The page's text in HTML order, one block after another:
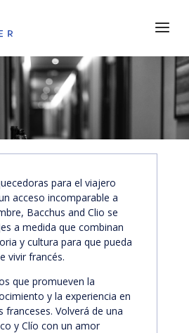
para el viajero
acceso incomparable a
Bacchus and Clio se
a medida que combinan
y cultura para que pueda
vivir francés.
que promueven la
y la experiencia en
franceses. Volverá de una
y Clío con un amor